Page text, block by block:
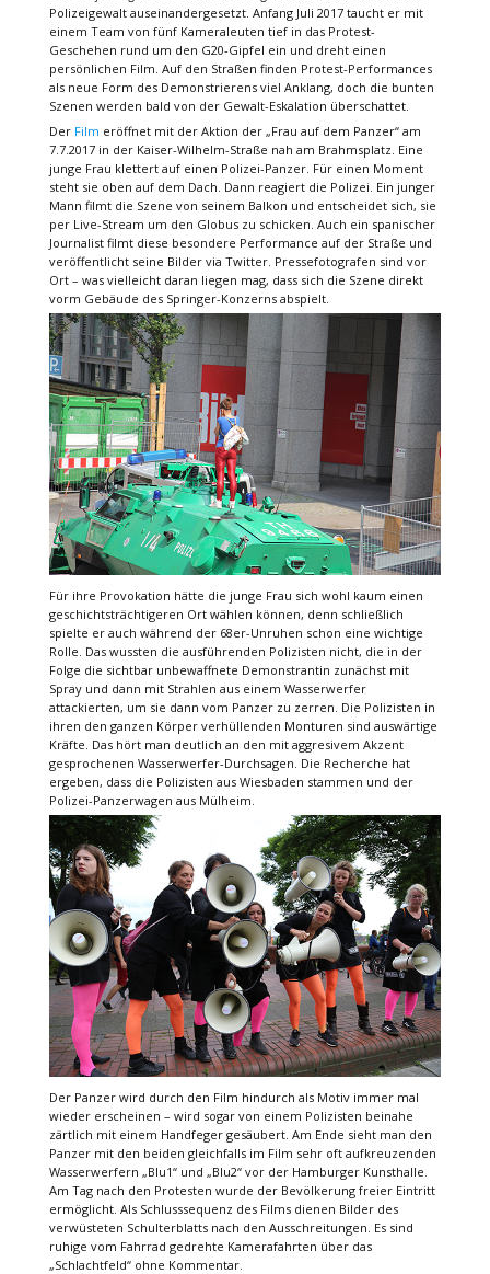
Polizeigewalt auseinandergesetzt. Anfang Juli 2017 taucht er mit
einem Team von fünf Kameraleuten tief in das Protest-
Geschehen rund um den G20-Gipfel ein und dreht einen
persönlichen Film. Auf den Straßen finden Protest-Performances
als neue Form des Demonstrierens viel Anklang, doch die bunten
Szenen werden bald von der Gewalt-Eskalation überschattet.
Der Film eröffnet mit der Aktion der „Frau auf dem Panzer“ am
7.7.2017 in der Kaiser-Wilhelm-Straße nah am Brahmsplatz. Eine
junge Frau klettert auf einen Polizei-Panzer. Für einen Moment
steht sie oben auf dem Dach. Dann reagiert die Polizei. Ein junger
Mann filmt die Szene von seinem Balkon und entscheidet sich, sie
per Live-Stream um den Globus zu schicken. Auch ein spanischer
Journalist filmt diese besondere Performance auf der Straße und
veröffentlicht seine Bilder via Twitter. Pressefotografen sind vor
Ort – was vielleicht daran liegen mag, dass sich die Szene direkt
vorm Gebäude des Springer-Konzerns abspielt.
Für ihre Provokation hätte die junge Frau sich wohl kaum einen
geschichtsträchtigeren Ort wählen können, denn schließlich
spielte er auch während der 68er-Unruhen schon eine wichtige
Rolle. Das wussten die ausführenden Polizisten nicht, die in der
Folge die sichtbar unbewaffnete Demonstrantin zunächst mit
Spray und dann mit Strahlen aus einem Wasserwerfer
attackierten, um sie dann vom Panzer zu zerren. Die Polizisten in
ihren den ganzen Körper verhüllenden Monturen sind auswärtige
Kräfte. Das hört man deutlich an den mit aggresivem Akzent
gesprochenen Wasserwerfer-Durchsagen. Die Recherche hat
ergeben, dass die Polizisten aus Wiesbaden stammen und der
Polizei-Panzerwagen aus Mülheim.
Der Panzer wird durch den Film hindurch als Motiv immer mal
wieder erscheinen – wird sogar von einem Polizisten beinahe
zärtlich mit einem Handfeger gesäubert. Am Ende sieht man den
Panzer mit den beiden gleichfalls im Film sehr oft aufkreuzenden
Wasserwerfern „Blu1“ und „Blu2“ vor der Hamburger Kunsthalle.
Am Tag nach den Protesten wurde der Bevölkerung freier Eintritt
ermöglicht. Als Schlusssequenz des Films dienen Bilder des
verwüsteten Schulterblatts nach den Ausschreitungen. Es sind
ruhige vom Fahrrad gedrehte Kamerafahrten über das
„Schlachtfeld“ ohne Kommentar.